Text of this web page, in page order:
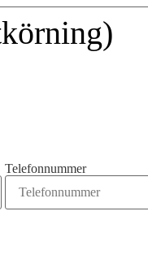
Telefonnummer